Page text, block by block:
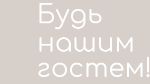
Будь
нашим
гостем!